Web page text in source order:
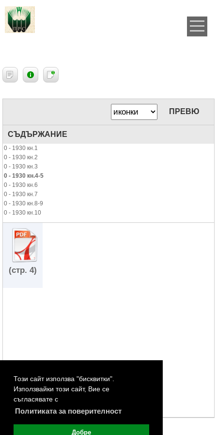
Този сайт използва "бисквитки".
Използвайки този сайт, Вие се
съгласявате с
Политиката за поверителност
Добре
ПРЕВЮ
СЪДЪРЖАНИЕ
0 - 1930 кн.1
0 - 1930 кн.2
0 - 1930 кн.3
0 - 1930 кн.4-5
0 - 1930 кн.6
0 - 1930 кн.7
0 - 1930 кн.8-9
0 - 1930 кн.10
(стр. 4)